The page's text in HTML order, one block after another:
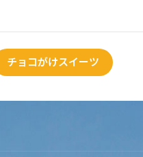
チョコがけスイーツ